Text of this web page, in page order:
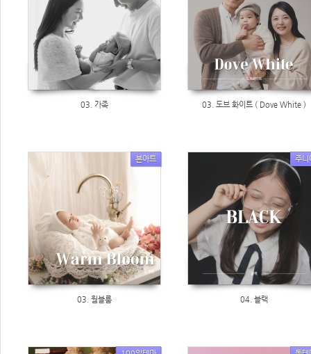
03. 가족 03. 도브 화이트 ( Dove White )
본아트
03. 웜블룸
주니
04. 블랙